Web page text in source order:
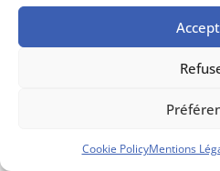
Cookie PolicyMentions
Conditions